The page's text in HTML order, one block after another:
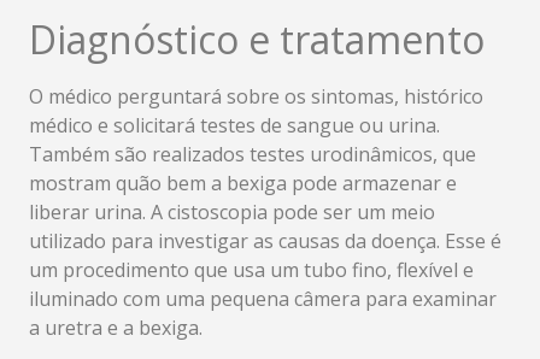
Diagnóstico e tratamento
O médico perguntará sobre os sintomas, histórico
médico e solicitará testes de sangue ou urina.
Também são realizados testes urodinâmicos, que
mostram quão bem a bexiga pode armazenar e
liberar urina. A cistoscopia pode ser um meio
utilizado para investigar as causas da doença. Esse é
um procedimento que usa um tubo fino, flexível e
iluminado com uma pequena câmera para examinar
a uretra e a bexiga.